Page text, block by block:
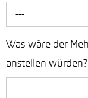
---
Was wäre der
anstellen würden?